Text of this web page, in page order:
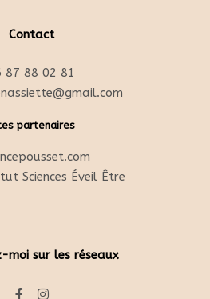
Contact
87 88 02 81
partenaires
Sciences Éveil Être
moi sur les réseaux